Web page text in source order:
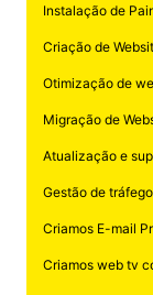
Instalação de
Criação de
Otimização de
Migração de
Atualização e
Gestão de
Criamos E-mail
Criamos web tv